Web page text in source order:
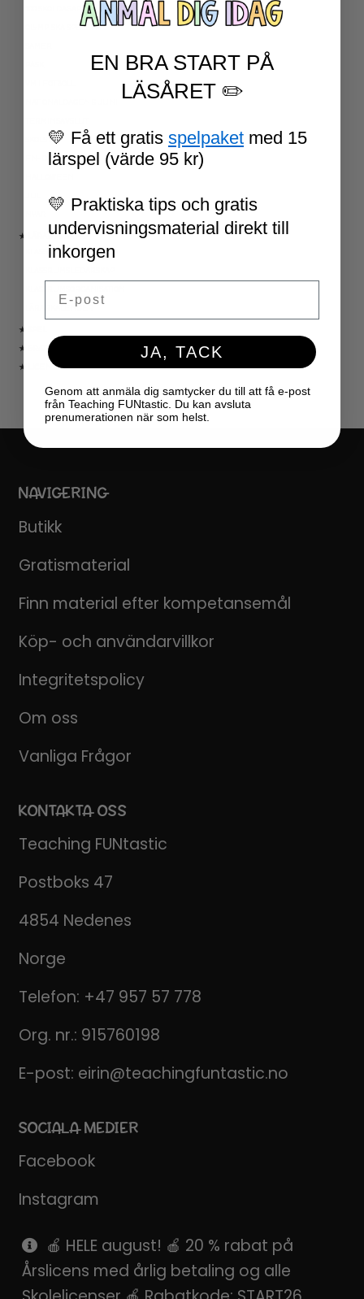
OLYMPISKA SPELEN
SKOLSTART
FN-DAGEN
★ LÄRARVERKTYG
KLASSRUMSDEKORATION
LÄRARKALENDER
★ SPEL
★ GRATIS
★ LICENSER
NAVIGERING
Butikk
Gratismaterial
Finn material efter kompetansemål
Köp- och användarvillkor
Integritetspolicy
Om oss
Vanliga Frågor
KONTAKTA OSS
Teaching FUNtastic
Postboks 47
4854 Nedenes
Norge
Telefon: +47 957 57 778
Org. nr.: 915760198
E-post: eirin@teachingfuntastic.no
SOCIALA MEDIER
Facebook
Instagram
Pinterest
SnapChat
🍎 HELE august! 🍎 20 % rabat på
Årslicens med årlig betaling og alle
EN BRA START PÅ
LÄSÅRET ✏️
💛 Få ett gratis spelpaket med 15
lärspel (värde 95 kr)
💛 Praktiska tips och gratis
undervisningsmaterial direkt till
inkorgen
JA, TACK
Genom att anmäla dig samtycker du till att få e-post
från Teaching FUNtastic. Du kan avsluta
prenumerationen när som helst.